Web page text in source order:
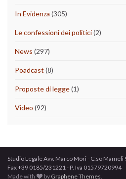
In Evidenza (305)
Le confessioni dei politici(2)
News (297)
Poadcast (8)
Proposte di legge(1)
Video (92)
Studio Legale Avv. Marco Mori - C.so Mameli
Fax +39 0185/231221 - P. Iva 01579720994
Made with
by Graphene Themes.